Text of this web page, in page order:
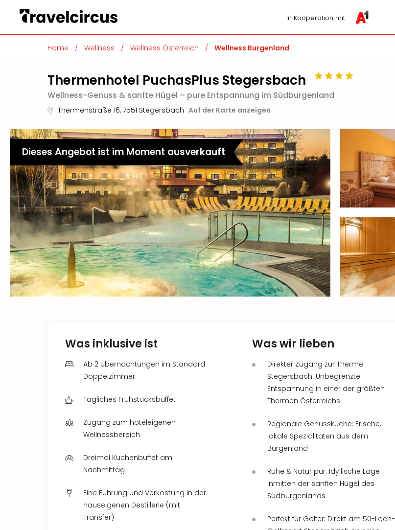
in Kooperation mit
Home / Wellness / Wellness Österreich / Wellness Burgenland
Thermenhotel PuchasPlus Stegersbach
Wellness-Genuss & sanfte Hügel – pure Entspannung im Südburgenland
Thermenstraße 16, 7551 Stegersbach Auf der Karte anzeigen
Dieses Angebot ist im Moment ausverkauft
Was inklusive ist
Ab 2 Übernachtungen im Standard
Doppelzimmer
Tägliches Frühstücksbuffet
Zugang zum hoteleigenen
Wellnessbereich
Dreimal Kuchenbuffet am
Nachmittag
Eine Führung und Verkostung in der
hauseigenen Destillerie (mit
Transfer)
Was wir lieben
Direkter Zugang zur Therme
Stegersbach: Unbegrenzte
Entspannung in einer der größten
Thermen Österreichs
Regionale Genussküche: Frische,
lokale Spezialitäten aus dem
Burgenland
Ruhe & Natur pur: Idyllische Lage
inmitten der sanften Hügel des
Südburgenlands
Perfekt für Golfer: Direkt am 50-Loch-